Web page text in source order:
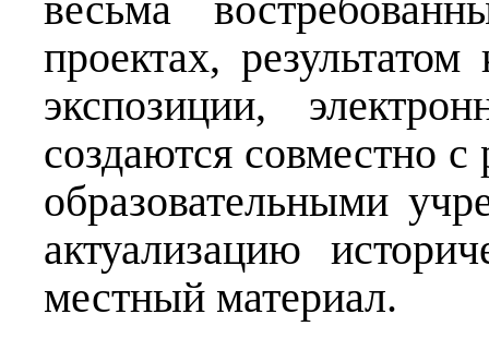
проектах,
экспозиции,
создаются совместно
образовательными
актуализацию
местный материал.